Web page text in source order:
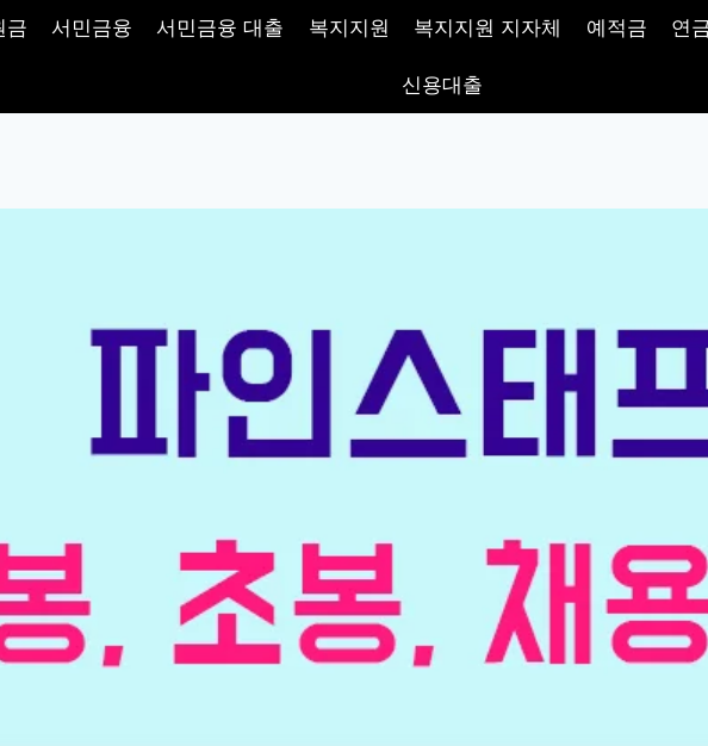
금 서민금융 서민금융 대출 복지지원 복지지원 지자체 예적금 연
신용대출